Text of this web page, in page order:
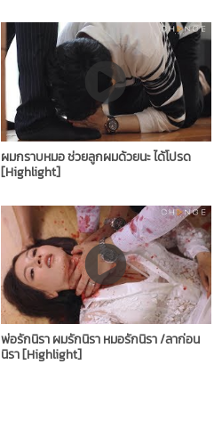
ผมกราบหมอ ช่วยลูกผมด้วยนะ ได้โปรด ​
[Highlight]
พ่อรักนิรา ผมรักนิรา หมอรักนิรา /ลาก่อน
นิรา ​[Highlight]